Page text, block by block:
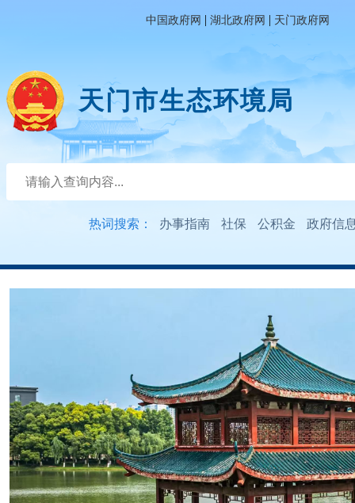
中国政府网 | 湖北政府网 | 天门政府网
天门市生态环境局
热词搜索： 办事指南 社保 公积金 政府信